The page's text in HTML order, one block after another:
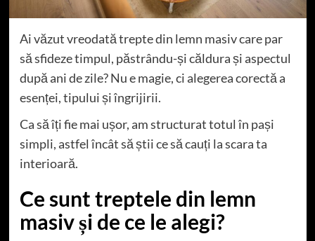
Ai văzut vreodată trepte din lemn masiv care par
să sfideze timpul, păstrându-și căldura și aspectul
după ani de zile? Nu e magie, ci alegerea corectă a
esenței, tipului și îngrijirii.
Ca să îți fie mai ușor, am structurat totul în pași
simpli, astfel încât să știi ce să cauți la scara ta
interioară.
Ce sunt treptele din lemn
masiv și de ce le alegi?